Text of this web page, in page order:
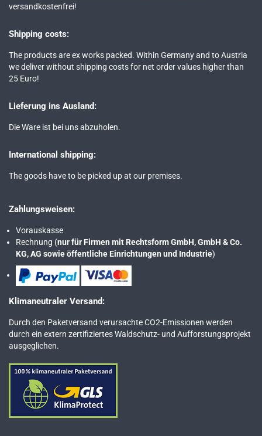
versandkostenfrei!
Shipping costs:
The products are ex works packed. Within Germany and to Austria
we deliver without shipping costs for net order values higher than
25 Euro!
Lieferung ins Ausland:
Die Ware ist bei uns abzuholen.
International shipping:
The goods have to be picked up at our premises.
Zahlungsweisen:
Vorauskasse
Rechnung (nur für Firmen mit Rechtsform GmbH, GmbH & Co.
KG, AG sowie öffentliche Einrichtungen und Industrie)
Klimaneutraler Versand:
Durch den Paketversand verursachte CO2-Emissionen werden
durch ein extern zertifiziertes Waldschutz- und Aufforstungsprojekt
ausgeglichen.